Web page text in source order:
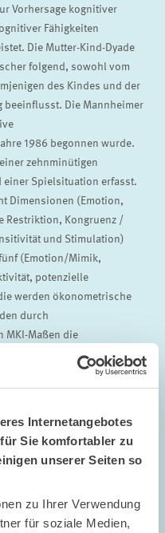
Internetangebotes
Sie komfortabler zu
unserer Seiten so
zu Ihrer Verwendung
für soziale Medien,
Vorhersage kognitiver
Fähigkeiten
Die Mutter-Kind-Dyade
folgend, sowohl vom
des Kindes und der
beeinflusst. Die Mannheimer
1986 begonnen wurde.
zehnminütigen
einer Spielsituation erfasst.
Dimensionen (Emotion,
Restriktion, Kongruenz /
und Stimulation)
(Emotion/Mimik,
potenzielle
werden ökonometrische
durch
MKI-Maßen die
bei Geburt, die
des Kindes, signifikant zur
bei. Die Feinfühligkeit der
im Vorschulalter
das wichtigste Resultat
der Mutter in der Dyade, die
im Säuglingsalter